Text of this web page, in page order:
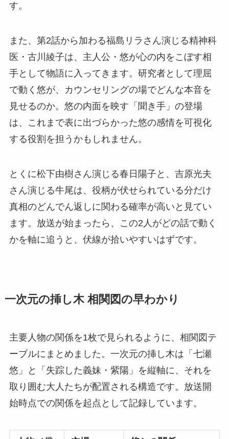
す。
また、第2話から加わる福島リラさん演じる精神科
医・古川綾子は、主人公・悠が心の内をこぼす相
手として物語に入ってきます。研究者として理屈
で動く悠が、カウンセリングの場でどんな本音を
見せるのか。悠の内面を映す「聞き手」の登場
は、これまで表に出づらかった悠の感情を可視化
する役割を担うかもしれません。
とくに松下由樹さん演じる春日陽子と、吉原光夫
さん演じる牛尾は、役柄が伏せられている分だけ
真相のどんでん返しに関わる確率が高いと見てい
ます。放送が始まったら、この2人がどの話で動く
かを軸に追うと、伏線が拾いやすいはずです。
一次元の挿し木 相関図の早わかり
主要人物の関係を1枚で見られるように、相関図テ
ーブルにまとめました。一次元の挿し木は「七瀬
悠」と「失踪した義妹・紫陽」を縦軸に、それを
取り囲む大人たちが配置される構造です。放送開
始時点での関係を起点として記録しています。